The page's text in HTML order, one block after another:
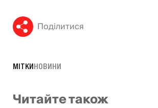
Поділитися
МІТКИНОВИНИ
Читайте також